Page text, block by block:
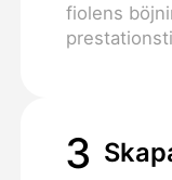
fiolens
3